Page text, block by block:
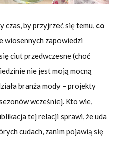
czas, by przyjrzeć się temu, co
wiosennych zapowiedzi
ciut przedwczesne (choć
nie jest moją mocną
branża mody – projekty
wcześniej. Kto wie,
tej relacji sprawi, że uda
cudach, zanim pojawią się